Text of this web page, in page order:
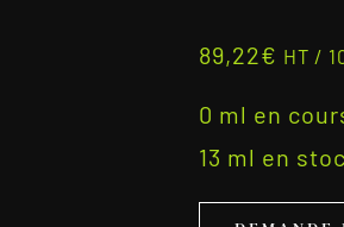
89,22€ HT /
0 ml en
13 ml en